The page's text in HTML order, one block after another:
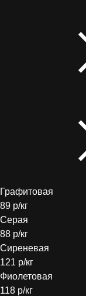
Графитовая
89 р/кг
Серая
88 р/кг
Сиреневая
121 р/кг
Фиолетовая
118 р/кг